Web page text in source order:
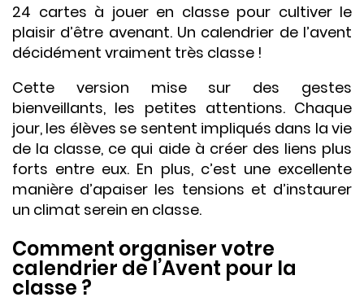
24 cartes à jouer en classe pour cultiver le
plaisir d’être avenant. Un calendrier de l’avent
décidément vraiment très classe !
Cette version mise sur des gestes
bienveillants, les petites attentions. Chaque
jour, les élèves se sentent impliqués dans la vie
de la classe, ce qui aide à créer des liens plus
forts entre eux. En plus, c’est une excellente
manière d’apaiser les tensions et d’instaurer
un climat serein en classe.
Comment organiser votre
calendrier de l’Avent pour la
classe ?